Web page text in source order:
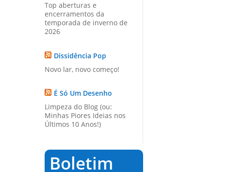
Top aberturas e
encerramentos da
temporada de inverno de
2026
Dissidência Pop
Novo lar, novo começo!
É Só Um Desenho
Limpeza do Blog (ou:
Minhas Piores Ideias nos
Últimos 10 Anos!)
Boletim